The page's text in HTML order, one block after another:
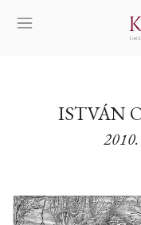
ISTVÁN